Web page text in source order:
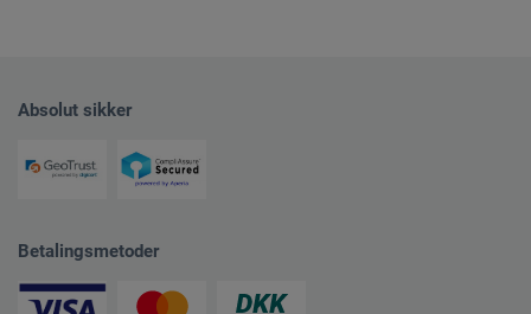
Absolut sikker
Betalingsmetoder